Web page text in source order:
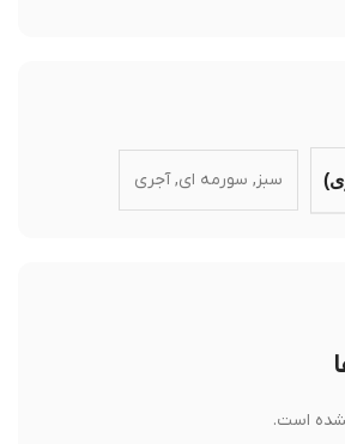
سبز, سورمه ای, آجری
است.